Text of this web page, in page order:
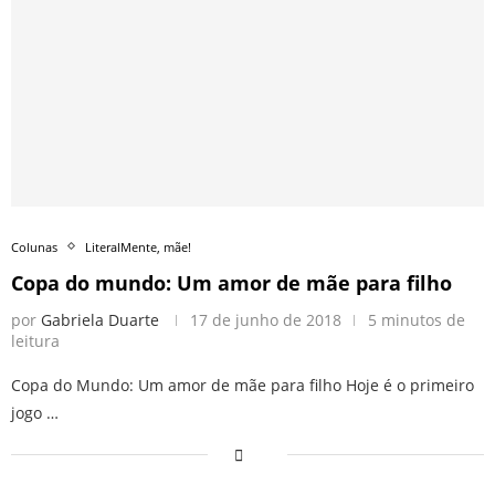
Colunas LiteralMente, mãe!
Copa do mundo: Um amor de mãe para filho
por Gabriela Duarte 17 de junho de 2018
5 minutos de
leitura
Copa do Mundo: Um amor de mãe para filho Hoje é o primeiro
jogo …